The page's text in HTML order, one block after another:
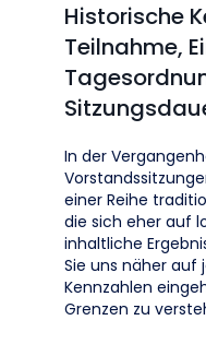
Historische
Teilnahme,
In der
einer Reihe
die sich eher auf
inhaltliche
Sie uns näher auf
Kennzahlen
Grenzen zu